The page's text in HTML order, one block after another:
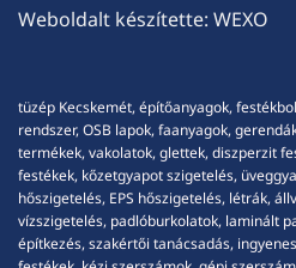
Weboldalt készítette: WEXO
tüzép Kecskemét, építőanyagok,
rendszer, OSB lapok, faanyagok,
termékek, vakolatok, glettek, diszperzit
festékek, kőzetgyapot szigetelés,
hőszigetelés, EPS hőszigetelés, létrák,
vízszigetelés, padlóburkolatok, laminált
építkezés, szakértői tanácsadás,